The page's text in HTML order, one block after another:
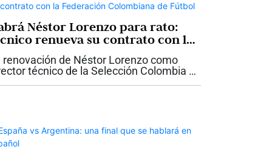
Néstor Lorenzo para rato:
renueva su contrato con la
Colombiana de Fútbol
renovación de Néstor Lorenzo como
técnico de la Selección Colombia ya